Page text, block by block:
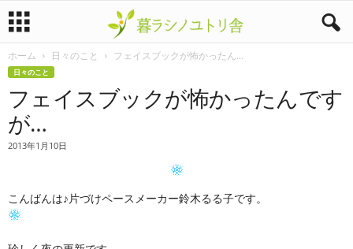
暮
シ
ユ
ホーム 日々のこと フェイスブックが怖かったん...
日々のこと
フェイスブックが怖かったんです
が…
2013年1月10日
こんばんは♪片づけペースメーカー鈴木るる子です。